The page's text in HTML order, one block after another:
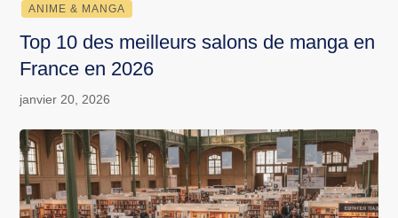
ANIME & MANGA
Top 10 des meilleurs salons de manga en
France en 2026
janvier 20, 2026